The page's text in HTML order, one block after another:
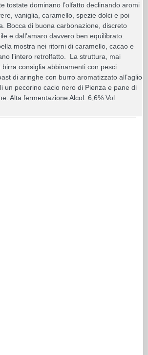
tostate dominano l’olfatto declinando aromi
vaniglia, caramello, spezie dolci e poi
Bocca di buona carbonazione, discreto
e dall’amaro davvero ben equilibrato.
mostra nei ritorni di caramello, cacao e
l’intero retrolfatto. La struttura, mai
consiglia abbinamenti con pesci
di aringhe con burro aromatizzato all’aglio
un pecorino cacio nero di Pienza e pane di
Alta fermentazione Alcol: 6,6% Vol